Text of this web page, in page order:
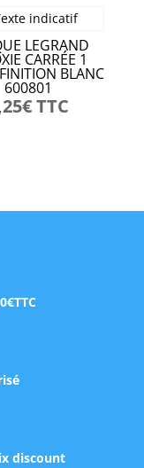
LEGRAND
CARRÉE 1
BLANC
600801
€TTC
discount